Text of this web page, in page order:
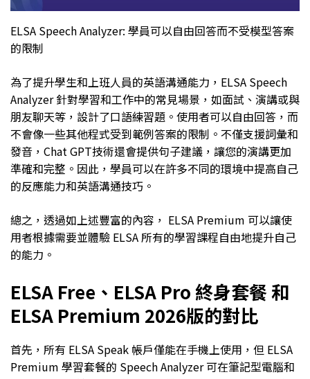
ELSA Speech Analyzer: 學員可以自由回答而不受模型答案
的限制
為了提升學生和上班人員的英語溝通能力，ELSA Speech
Analyzer 針對學習和工作中的常見場景，如面試、演講或與
朋友聊天等，設計了口語練習題。使用者可以自由回答，而
不會像一些其他程式受到範例答案的限制。不僅支援詞彙和
發音，Chat GPT技術還會提供句子建議，讓您的演講更加
準確和完整。因此，學員可以在許多不同的環境中提高自己
的反應能力和英語溝通技巧。
總之，透過如上述豐富的內容， ELSA Premium 可以讓使
用者根據需要並體驗 ELSA 所有的學習課程自由地提升自己
的能力。
ELSA Free、ELSA Pro 終身套餐 和
ELSA Premium 2026版的對比
首先，所有 ELSA Speak 帳戶僅能在手機上使用，但 ELSA
Premium 學習套餐的 Speech Analyzer 可在筆記型電腦和